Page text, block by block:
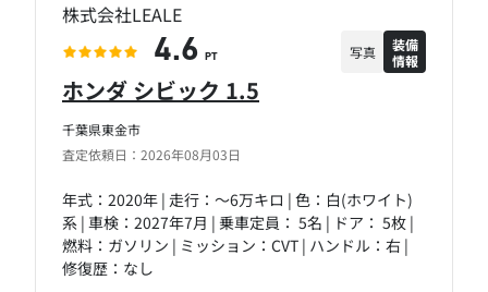
千葉県東金市
査定依頼日：2026年08月03日
ホンダ シビック 1.5
年式：2020年 | 走行：～6万キロ | 色：白(ホワイト)
系 | 車検：2027年7月 | 乗車定員： 5名 | ドア： 5枚 |
燃料：ガソリン | ミッション：CVT | ハンドル：右 |
修復歴：なし
株式会社LEALE
4.6 PT 写真
装備
情報